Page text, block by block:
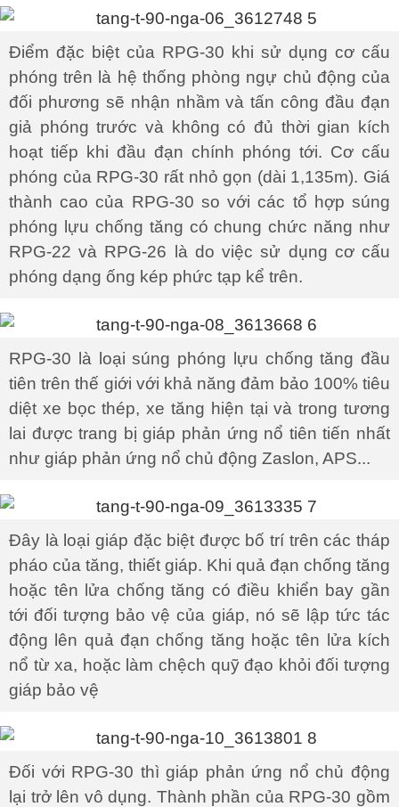
Điểm đặc biệt của RPG-30 khi sử dụng cơ cấu
phóng trên là hệ thống phòng ngự chủ động của
đối phương sẽ nhận nhầm và tấn công đầu đạn
giả phóng trước và không có đủ thời gian kích
hoạt tiếp khi đầu đạn chính phóng tới. Cơ cấu
phóng của RPG-30 rất nhỏ gọn (dài 1,135m). Giá
thành cao của RPG-30 so với các tổ hợp súng
phóng lựu chống tăng có chung chức năng như
RPG-22 và RPG-26 là do việc sử dụng cơ cấu
phóng dạng ống kép phức tạp kể trên.
RPG-30 là loại súng phóng lựu chống tăng đầu
tiên trên thế giới với khả năng đảm bảo 100% tiêu
diệt xe bọc thép, xe tăng hiện tại và trong tương
lai được trang bị giáp phản ứng nổ tiên tiến nhất
như giáp phản ứng nổ chủ động Zaslon, APS...
Đây là loại giáp đặc biệt được bố trí trên các tháp
pháo của tăng, thiết giáp. Khi quả đạn chống tăng
hoặc tên lửa chống tăng có điều khiển bay gần
tới đối tượng bảo vệ của giáp, nó sẽ lập tức tác
động lên quả đạn chống tăng hoặc tên lửa kích
nổ từ xa, hoặc làm chệch quỹ đạo khỏi đối tượng
giáp bảo vệ
Đối với RPG-30 thì giáp phản ứng nổ chủ động
lại trở lên vô dụng. Thành phần của RPG-30 gồm